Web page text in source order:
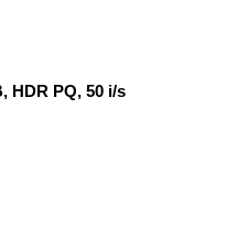
HDR PQ, 50 i/s